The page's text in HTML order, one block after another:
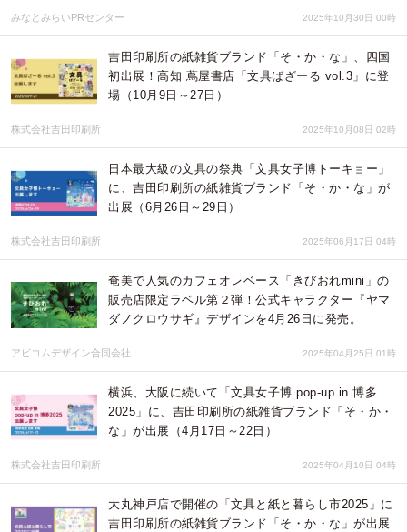
みなとみらいPRセンター 2025年10月30日 00時
吉田印刷所の紙雑貨ブランド「そ・か・な」、四国
初出展！高知 蔦屋書店「文具ばざーる vol.3」に登
場（10月9日～27日）
株式会社吉田印刷所 2025年10月08日 02時
日本最大級の文具の祭典「文具女子博トーキョー」
に、吉田印刷所の紙雑貨ブランド「そ・か・な」が
出展（6月26日～29日）
株式会社吉田印刷所 2025年06月17日 04時
奄美で人気のカフェオレベース「きびおれmini」の
販売店限定ラベル第２弾！公式キャラクター『ヤマ
ダノクロウサギ』デザインを4月26日に発売。
アビコムデザイン合同会社 2025年04月25日 01時
横浜、大阪に続いて「文具女子博 pop-up in 博多
2025」に、吉田印刷所の紙雑貨ブランド「そ・か・
な」が出展（4月17日～22日）
株式会社吉田印刷所 2025年04月10日 04時
大丸神戸店で開催の「文具と紙と暮らし市2025」に
吉田印刷所の紙雑貨ブランド「そ・か・な」が出展